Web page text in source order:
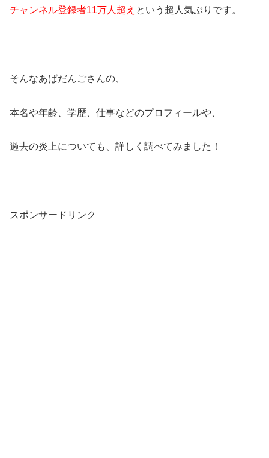
チャンネル登録者11万人超え という超人気ぶりです。
そんなあばだんごさんの、
本名や年齢、学歴、仕事などのプロフィールや、
過去の炎上についても、詳しく調べてみました！
スポンサードリンク